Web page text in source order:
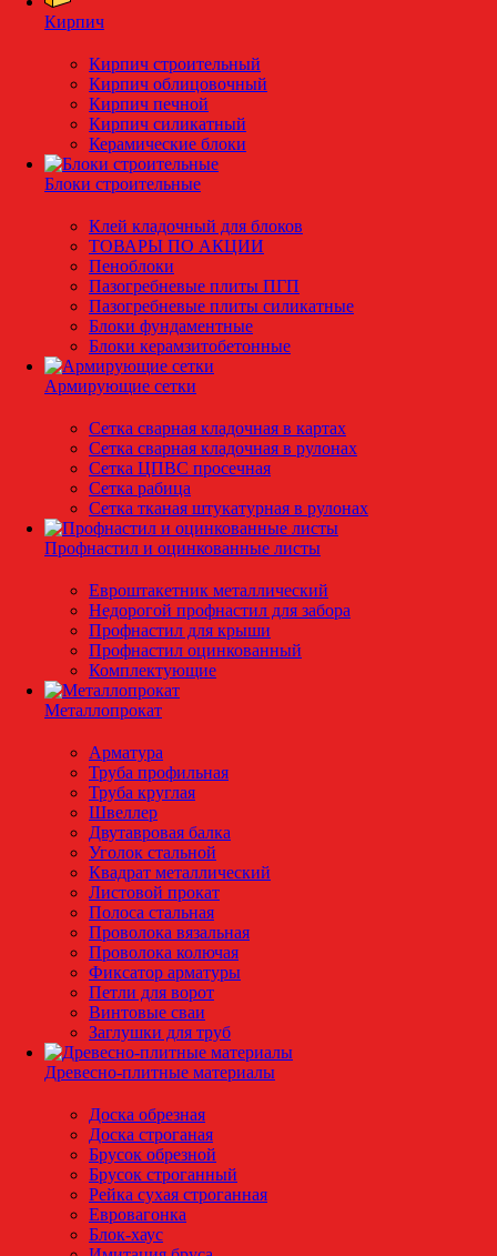
Кирпич
Кирпич строительный
Кирпич облицовочный
Кирпич печной
Кирпич силикатный
Керамические блоки
Блоки строительные
Клей кладочный для блоков
ТОВАРЫ ПО АКЦИИ
Пеноблоки
Пазогребневые плиты ПГП
Пазогребневые плиты силикатные
Блоки фундаментные
Блоки керамзитобетонные
Армирующие сетки
Сетка сварная кладочная в картах
Сетка сварная кладочная в рулонах
Сетка ЦПВС просечная
Сетка рабица
Сетка тканая штукатурная в рулонах
Профнастил и оцинкованные листы
Евроштакетник металлический
Недорогой профнастил для забора
Профнастил для крыши
Профнастил оцинкованный
Комплектующие
Металлопрокат
Арматура
Труба профильная
Труба круглая
Швеллер
Двутавровая балка
Уголок стальной
Квадрат металлический
Листовой прокат
Полоса стальная
Проволока вязальная
Проволока колючая
Фиксатор арматуры
Петли для ворот
Винтовые сваи
Заглушки для труб
Древесно-плитные материалы
Доска обрезная
Доска строганая
Брусок обрезной
Брусок строганный
Рейка сухая строганная
Евровагонка
Блок-хаус